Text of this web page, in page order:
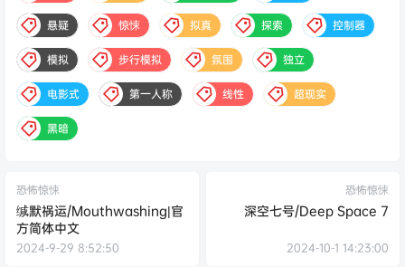
悬疑 惊悚 拟真 探索 控制器
模拟 步行模拟 氛围 独立
电影式 第一人称 线性 超现实
黑暗
恐怖惊悚
缄默祸运/Mouthwashing|官
方简体中文
2024-9-29 8:52:50
恐怖惊悚
深空七号/Deep Space 7
2024-10-1 14:23:00